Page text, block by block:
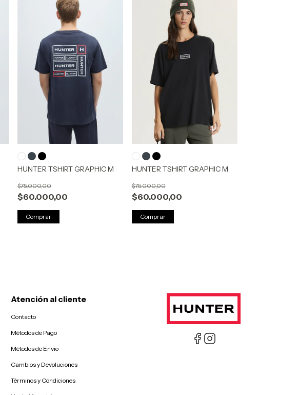
HUNTER TSHIRT GRAPHIC M
$60.000,00
$75.000,00
Comprar
HUNTER TSHIRT GRAPHIC M
$60.000,00
$75.000,00
Comprar
Atención al cliente
Contacto
Métodos de Pago
Métodos de Envio
Cambios y Devoluciones
Términos y Condiciones